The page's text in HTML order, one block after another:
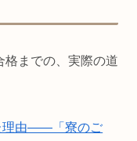
格までの、実際の道
理由——「寮のご